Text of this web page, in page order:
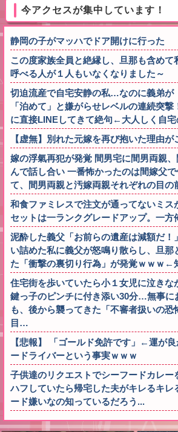
今アクセスが集中しています！
静岡の子がマッハでドア開けに行った
この度家族全員と絶縁し、旦那も含めて
呼べる人が１人もいなくなりました～
切迫流産で自宅安静の私…なのに義弟が
「泊めて」と嫌がらせレベルの連続突
に直接LINEしてきて絶句←大人しく自宅
【虚無】別れた元嫁を再び抱いた理由
嫁の浮氣再犯が発覚 間男宅に間男両親
んで話し合い 一番怖かったのは間嫁父
て、間男両親と汚嫁両親それぞれの目
和食ファミレスで注文が通ってないミス
セットは一ランクグレードアップ。一
泥酔した義父「お前らの遺産は減額だ！
い詰めた私に義父が怒鳴り散らし、旦那
た「衝撃の裏切り行為」が発覚ｗｗｗ←
住宅街を歩いていたら小１女児に泣きな
鍵っ子のピンチに付き添い30分…無事に
も、後から襲ってきた「不審者扱いの
目…
【悲報】 「ゴールド免許です」←運が
ードライバーという事実ｗｗｗ
子供達のリクエストでシーフードカレー
ハフしていたら帰宅した夫がキレるキレ
ード嫌いなの知っているだろう...